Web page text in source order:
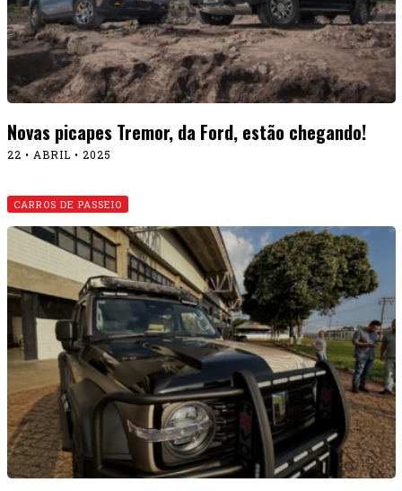
Novas picapes Tremor, da Ford, estão chegando!
22 • ABRIL • 2025
CARROS DE PASSEIO